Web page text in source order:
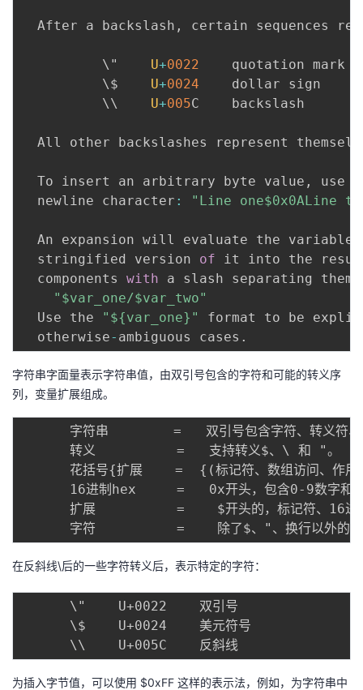
  After a backslash
, certain sequences
          \"
U+0022
    quotation mark
          \$
U+0024
    dollar sign
          \\
U+005C    backslash
All other backslashes represent
  To insert an arbitrary byte value
, use $
  newline character
: "Line one$0x0ALine
An expansion will evaluate the
  stringified version
of it into the
  components
with a slash separating them
"$var_one/$var_two"
  Use the
"${var_one}"
format to be
  otherwise
- ambiguous cases .
字符串字面量表示字符串值，由双引号包含的字符和可能的转义序
列，变量扩展组成。
字符串        =   双引号包含字符、转义符、
      转义          =   支持转义$、\ 和 "。
花括号{扩展    =  {(标记符、数组访问、作用
16进制hex     =   0x开头，包含0-9数字和
扩展          =    $开头的，标记符、16进
在反斜线\后的一些字符转义后，表示特定的字符：
      \"    U+0022    双引号
      \$    U+0024    美元符号
为插入字节值，可以使用 $0xFF 这样的表示法，例如，为字符串中